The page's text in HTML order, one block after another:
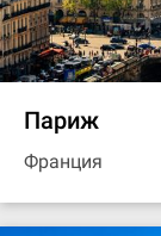
Париж
Франция